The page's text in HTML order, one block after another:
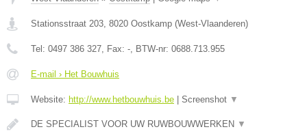
Stationsstraat 203, 8020 Oostkamp (West-Vlaanderen)
Tel: 0497 386 327, Fax: -, BTW-nr: 0688.713.955
E-mail › Het Bouwhuis
Website: http://www.hetbouwhuis.be Screenshot ▼
DE SPECIALIST VOOR UW RUWBOUWWERKEN ▼